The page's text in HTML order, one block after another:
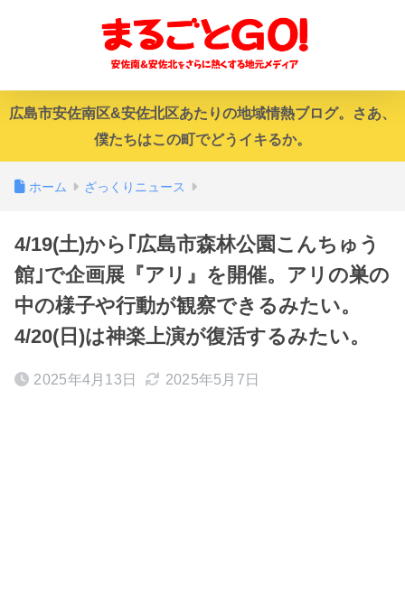
広島市安佐南区&安佐北区あたりの地域情熱ブログ。さあ、
僕たちはこの町でどうイキるか。
ホーム ざっくりニュース
4/19(土)から｢広島市森林公園こんちゅう
館｣で企画展『アリ』を開催。アリの巣の
中の様子や行動が観察できるみたい。
4/20(日)は神楽上演が復活するみたい。
2025年4月13日 2025年5月7日